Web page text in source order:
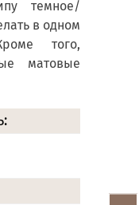
темное/
в одном
того,
матовые